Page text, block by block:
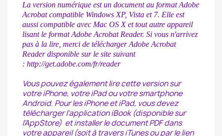
La version numérique est un document au format Adobe
Acrobat compatible Windows XP, Vista et 7. Elle est
aussi compatible avec Mac OS X et tout autre appareil
lisant le format Adobe Acrobat Reader. Si vous n'arrivez
pas à la lire, merci de télécharger Adobe Acrobat
Reader disponible sur le site suivant
: http://get.adobe.com/fr/reader
Vous pouvez également lire cette version sur
votre iPhone, votre iPad ou votre smartphone
Android. Pour les iPhone et iPad, vous devez
télécharger l'application iBook (disponible sur
l'AppStore) et installer le document PDF dans
votre appareil (soit à travers iTunes ou par le lien